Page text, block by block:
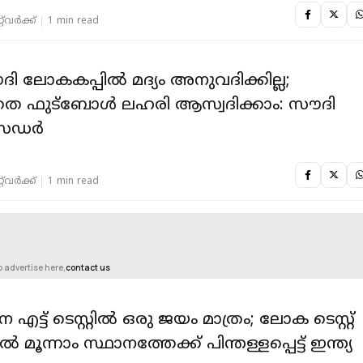
1 min read
ലോകകപ്പിൽ മദ്യം അനുവദിക്കില്ല;
ഫുട്ബോൾ ലഹരി ആസ്വദിക്കാം: സൗദി
1 min read
advertise here,contact us
ടെസ്റ്റിൽ ഒരു ജയം മാത്രം; ലോക ടെസ്റ്റ്
മൂന്നാം സ്ഥാനത്തേക്ക് പിന്തള്ളപ്പെട്ട് ഇന്ത്യ